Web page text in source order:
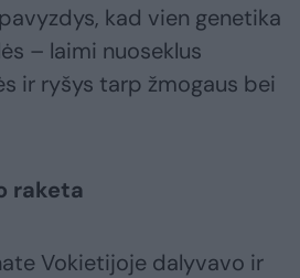
kad vien genetika
– laimi nuoseklus
ir ryšys tarp žmogaus bei
raketa
Vokietijoje dalyvavo ir